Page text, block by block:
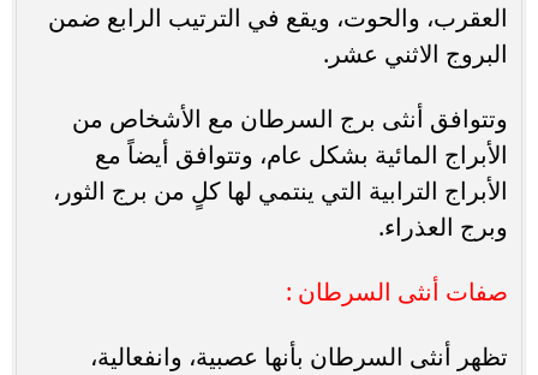
العقرب، والحوت، ويقع في الترتيب الرابع ضمن
البروج الاثني عشر.
وتتوافق أنثى برج السرطان مع الأشخاص من
الأبراج المائية بشكل عام، وتتوافق أيضاً مع
الأبراج الترابية التي ينتمي لها كلٍ من برج الثور،
وبرج العذراء.
صفات أنثى السرطان :
تظهر أنثى السرطان بأنها عصبية، وانفعالية،